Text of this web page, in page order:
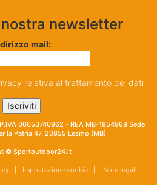
newsletter
mail:
relativa al trattamento dei dati
06053740962 - REA MB-1854968 Sede
la Patria 47, 20855 Lesmo (MB)
© Sportoutdoor24.it
| Impostazione cookie| Note legali